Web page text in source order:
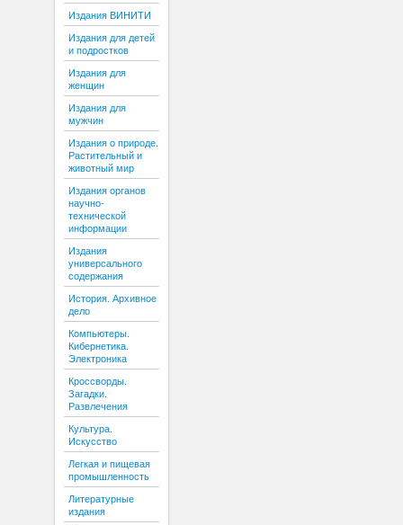
Издания ВИНИТИ
Издания для детей
и подростков
Издания для
женщин
Издания для
мужчин
Издания о природе.
Растительный и
животный мир
Издания органов
научно-
технической
информации
Издания
универсального
содержания
История. Архивное
дело
Компьютеры.
Кибернетика.
Электроника
Кроссворды.
Загадки.
Развлечения
Культура.
Искусство
Легкая и пищевая
промышленность
Литературные
издания